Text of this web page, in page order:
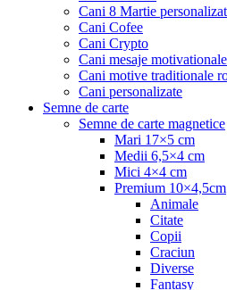
Cani 8 Martie
Cani Cofee
Cani Crypto
Cani mesaje motivationale
Cani motive traditionale
Cani personalizate
Semne de carte
Semne de carte magnetice
Mari 17×5 cm
Medii 6,5×4 cm
Mici 4×4 cm
Premium 10×4,5cm
Animale
Citate
Copii
Craciun
Diverse
Fantasy